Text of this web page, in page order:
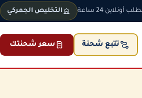
التخليص الجمركي
تتبع شحنة سعر شحنتك